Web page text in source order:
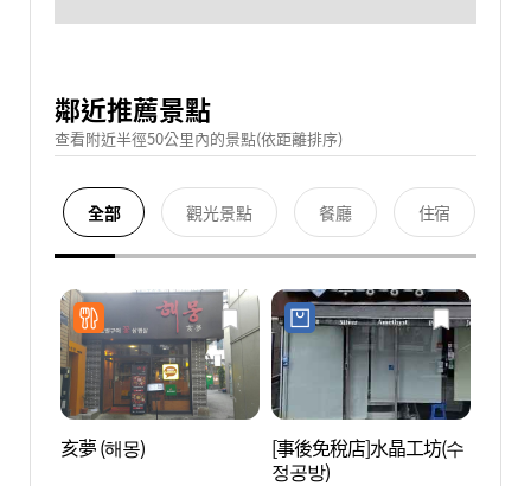
鄰近推薦景點
查看附近半徑50公里內的景點(依距離排序)
全部 觀光景點 餐廳 住宿
亥夢 (해몽)
[事後免稅店]水晶工坊(수
정공방)